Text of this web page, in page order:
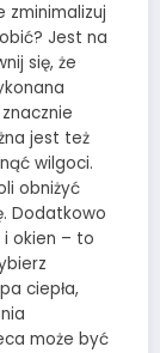
zminimalizuj
Jest na
się, że
jest też
wilgoci.
obniżyć
Dodatkowo
i okien – to
ciepła,
może być